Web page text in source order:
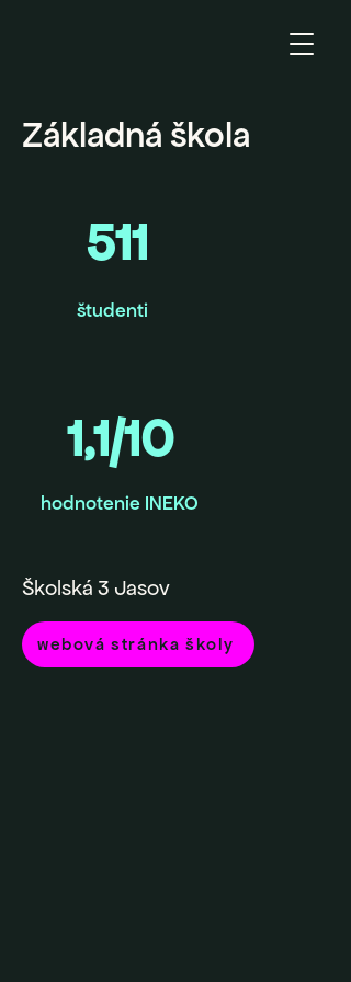
Základná škola
511
študenti
1,1/10
hodnotenie INEKO
Školská 3 Jasov
webová stránka školy